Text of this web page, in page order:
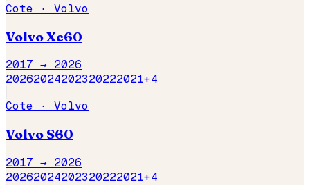
Cote · Volvo
VolvoXc60
2017 → 2026
20262024202320222021+4
Cote · Volvo
Volvo S60
2017 → 2026
20262024202320222021+4